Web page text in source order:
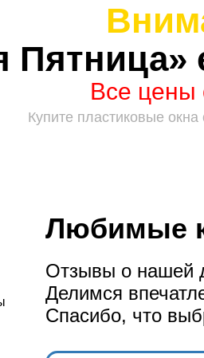
Пятница»
Все цены
Купите пластиковые
Любимые
Отзывы о нашей
Делимся
Спасибо, что